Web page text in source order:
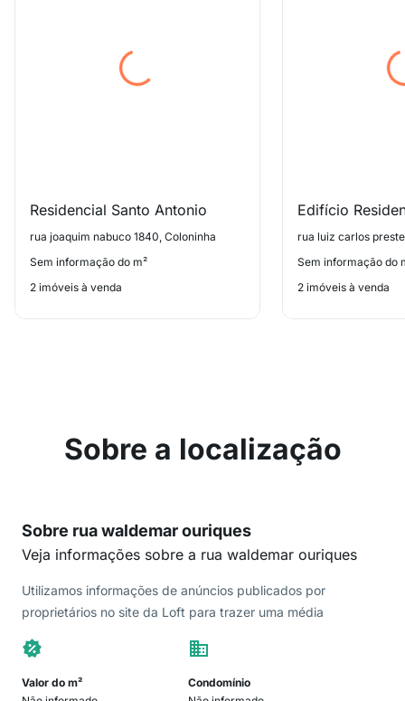
Residencial Santo Antonio
rua joaquim nabuco 1840, Coloninha
Sem informação do m²
2 imóveis à venda
Edifício
rua luiz carlos
Sem informação do
2 imóveis à venda
Sobre a localização
Sobre rua waldemar ouriques
Veja informações sobre a rua waldemar ouriques
Utilizamos informações de anúncios publicados por
proprietários no site da Loft para trazer uma média
Valor do m²
Condomínio